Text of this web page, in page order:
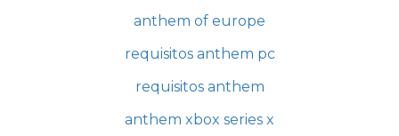
anthem of europe
requisitos anthem pc
requisitos anthem
anthem xbox series x